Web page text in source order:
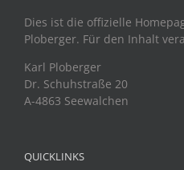
Dies ist die offizielle
Ploberger. Für den Inhalt
Karl Ploberger
Dr. Schuhstraße 20
A-4863 Seewalchen
QUICKLINKS